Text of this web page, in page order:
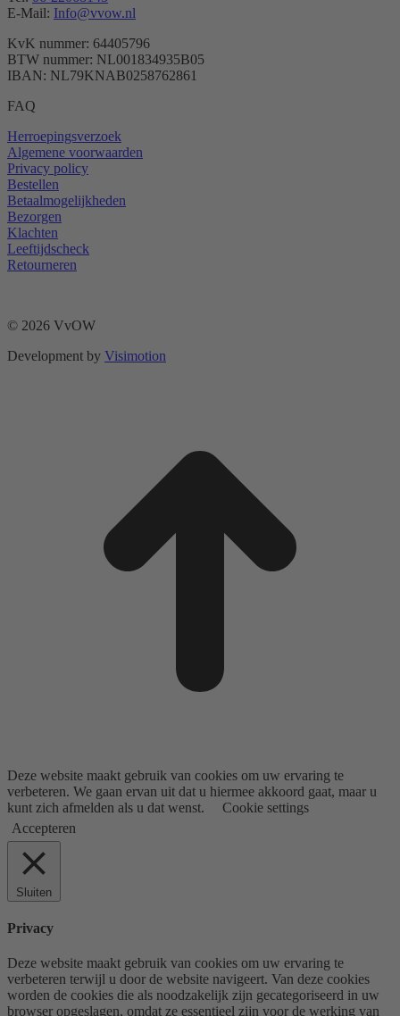
E-Mail: Info@vvow.nl
KvK nummer: 64405796
BTW nummer: NL001834935B05
IBAN: NL79KNAB0258762861
FAQ
Herroepingsverzoek
Algemene voorwaarden
Privacy policy
Bestellen
Betaalmogelijkheden
Bezorgen
Klachten
Leeftijdscheck
Retourneren
© 2026 VvOW
Development by Visimotion
Deze website maakt gebruik van cookies om uw ervaring te
verbeteren. We gaan ervan uit dat u hiermee akkoord gaat, maar u
kunt zich afmelden als u dat wenst.
Cookie settings
Accepteren
Sluiten
Privacy
Deze website maakt gebruik van cookies om uw ervaring te
verbeteren terwijl u door de website navigeert. Van deze cookies
worden de cookies die als noodzakelijk zijn gecategoriseerd in uw
browser opgeslagen, omdat ze essentieel zijn voor de werking van